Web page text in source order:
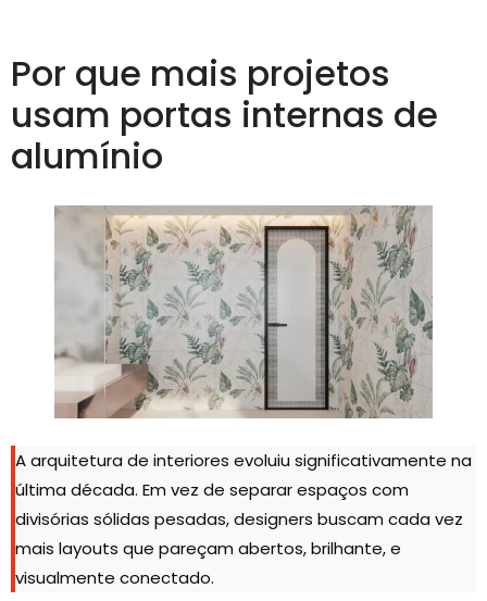
Por que mais projetos
usam portas internas de
alumínio
A arquitetura de interiores evoluiu significativamente na
última década. Em vez de separar espaços com
divisórias sólidas pesadas, designers buscam cada vez
mais layouts que pareçam abertos, brilhante, e
visualmente conectado.